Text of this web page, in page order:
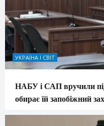
УКРАЇНА І СВІТ
НАБУ і САП вручили
обирає їй запобіжний